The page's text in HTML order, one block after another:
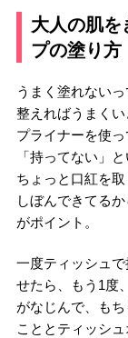
大人の肌を
プの塗り方
うまく塗れない
整えればうまく
プライナーを使
「持ってない」
ちょっと口紅を
しぼんできてる
がポイント。
一度ティッシュ
せたら、もう1度
がなじんで、も
こととティッシ